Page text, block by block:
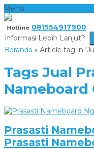
Menu
Hotline 081554917900
Informasi Lebih Lanjut?
Beranda » Article tag in
Tags Jual
Nameboard
Prasasti
Prasasti